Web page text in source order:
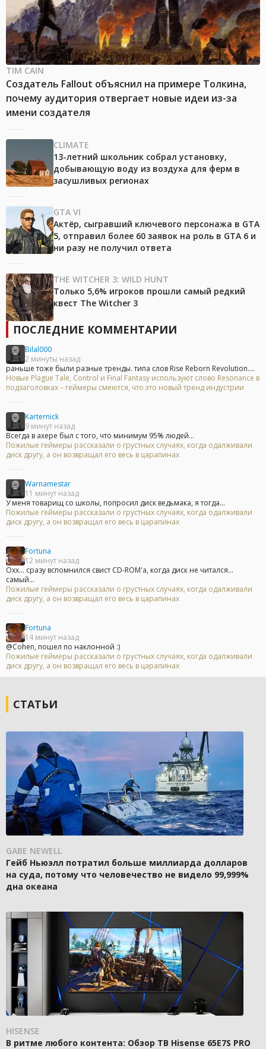
TIM CAIN
Создатель Fallout объяснил на примере Толкина,
почему аудитория отвергает новые идеи из-за
имени создателя
CLIMATE
13-летний школьник собрал установку,
добывающую воду из воздуха для ферм в
засушливых регионах
GTA VI
Актёр, сыгравший ключевого персонажа в GTA
5, отправил более 60 заявок на роль в GTA 6 и
ни разу не получил ответа
THE WITCHER 3: WILD HUNT
Только 5,6% игроков прошли самый редкий
квест The Witcher 3
ПОСЛЕДНИЕ КОММЕНТАРИИ
Bilal000
2 минуты назад
раньше тоже были разные тренды. типа слов Rise Reborn Revolution....
Новые Plague Tale, Control и Final Fantasy используют слово Resonance в
подзаголовках – геймеры смеются, что это новый тренд индустрии
Karternick
9 минут назад
Всегда в ахере был с того, что минимум 95% людей...
Пожилые геймеры рассказали о грустных случаях, когда одалживали
диск другу, а он возвращал его весь в царапинах
Warnamestar
11 минут назад
У меня товарищ со школы, попросил диск ведьмака, я тогда...
Пожилые геймеры рассказали о грустных случаях, когда одалживали
диск другу, а он возвращал его весь в царапинах
Fortuna
12 минут назад
Охх... сразу вспомнился свист CD-ROM'а, когда диск не читался...
самый...
Пожилые геймеры рассказали о грустных случаях, когда одалживали
диск другу, а он возвращал его весь в царапинах
Fortuna
14 минут назад
@Cohen, пошел по наклонной :)
Пожилые геймеры рассказали о грустных случаях, когда одалживали
диск другу, а он возвращал его весь в царапинах
СТАТЬИ
GABE NEWELL
Гейб Ньюэлл потратил больше миллиарда долларов
на суда, потому что человечество не видело 99,999%
дна океана
HISENSE
В ритме любого контента: Обзор ТВ Hisense 65E7S PRO